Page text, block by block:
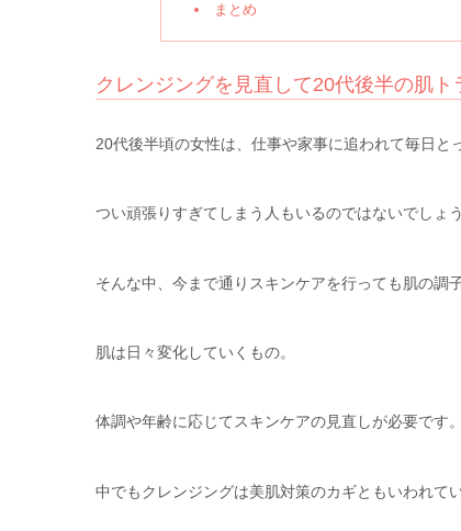
まとめ
クレンジングを見直して20代後半の肌ト
20代後半頃の女性は、仕事や家事に追われて毎日と
つい頑張りすぎてしまう人もいるのではないでしょう
そんな中、今まで通りスキンケアを行っても肌の調
肌は日々変化していくもの。
体調や年齢に応じてスキンケアの見直しが必要です。
中でもクレンジングは美肌対策のカギともいわれてい